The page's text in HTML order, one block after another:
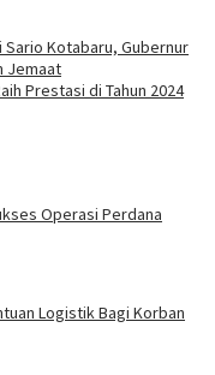
Sario Kotabaru, Gubernur
Jemaat
Prestasi di Tahun 2024
Operasi Perdana
Logistik Bagi Korban